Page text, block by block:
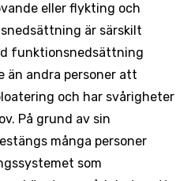
eller flykting och
är särskilt
funktionsnedsättning
än andra personer att
och har svårigheter
På grund av sin
många personer
som